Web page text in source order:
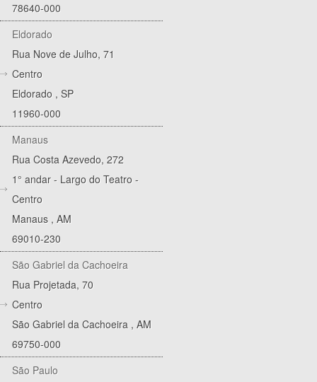
78640-000
Eldorado
Rua Nove de Julho, 71
Centro
Eldorado , SP
11960-000
Manaus
Rua Costa Azevedo, 272
1° andar - Largo do Teatro -
Centro
Manaus , AM
69010-230
São Gabriel da Cachoeira
Rua Projetada, 70
Centro
São Gabriel da Cachoeira , AM
69750-000
São Paulo